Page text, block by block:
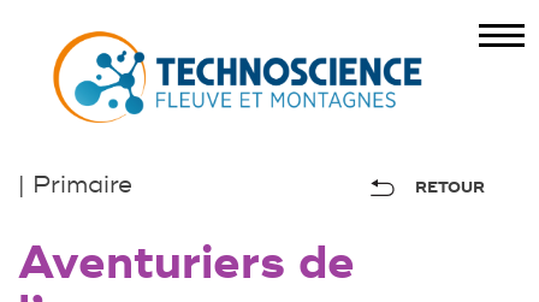
| Primaire RETOUR
Aventuriers de